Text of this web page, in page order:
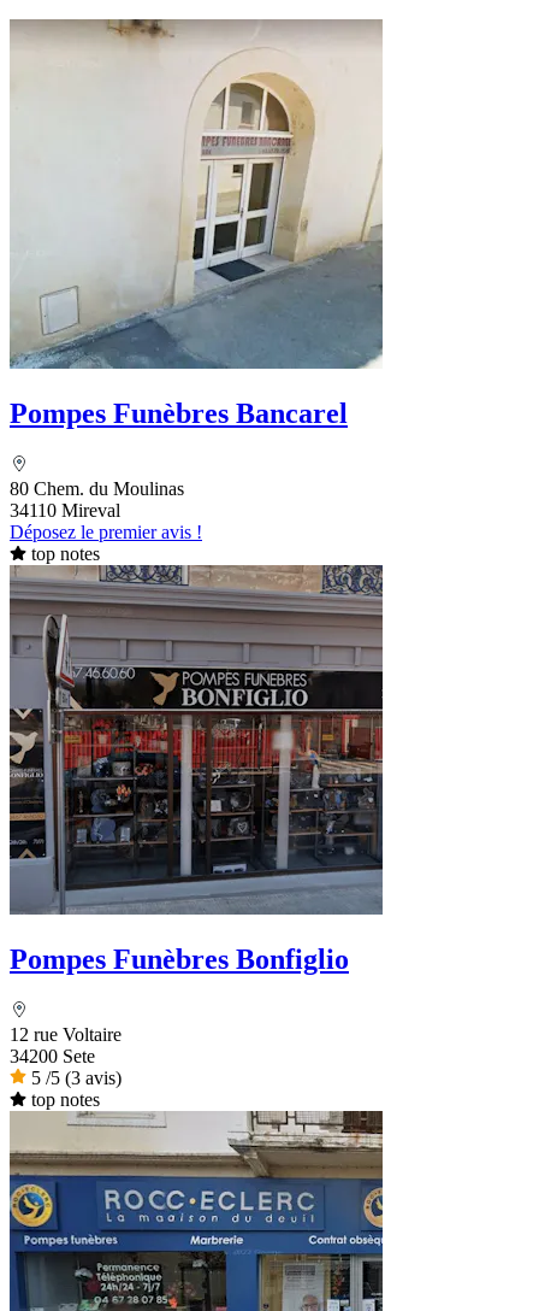
Pompes Funèbres Bancarel
80 Chem. du Moulinas
34110 Mireval
Déposez le premier avis !
top notes
Pompes Funèbres Bonfiglio
12 rue Voltaire
34200 Sete
5 /5 (3 avis)
top notes